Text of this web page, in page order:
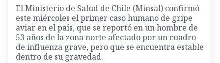
El Ministerio de Salud de Chile (Minsal) confirmó
este miércoles el primer caso humano de gripe
aviar en el país, que se reportó en un hombre de
53 años de la zona norte afectado por un cuadro
de influenza grave, pero que se encuentra estable
dentro de su gravedad.